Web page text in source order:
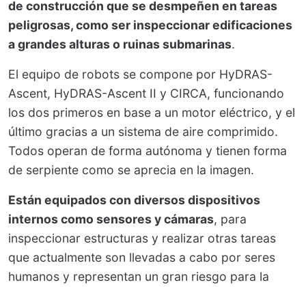
de construcción que se desmpeñen en tareas
peligrosas, como ser inspeccionar edificaciones
a grandes alturas o ruinas submarinas.
El equipo de robots se compone por HyDRAS-
Ascent, HyDRAS-Ascent II y CIRCA, funcionando
los dos primeros en base a un motor eléctrico, y el
último gracias a un sistema de aire comprimido.
Todos operan de forma autónoma y tienen forma
de serpiente como se aprecia en la imagen.
Están equipados con diversos dispositivos
internos como sensores y cámaras, para
inspeccionar estructuras y realizar otras tareas
que actualmente son llevadas a cabo por seres
humanos y representan un gran riesgo para la